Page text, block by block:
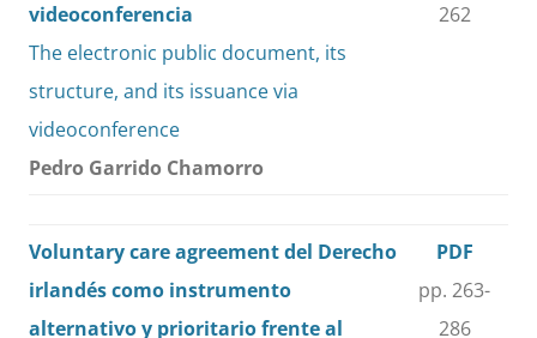
videoconferencia
The electronic public document, its
structure, and its issuance via
videoconference
Pedro Garrido Chamorro
262
Voluntary care agreement del Derecho
irlandés como instrumento
alternativo y prioritario frente al
PDF
pp. 263-
286